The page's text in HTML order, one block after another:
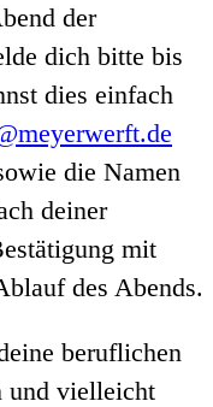
der
dich bitte bis
dies einfach
die Namen
deiner
mit
des Abends.
beruflichen
und vielleicht